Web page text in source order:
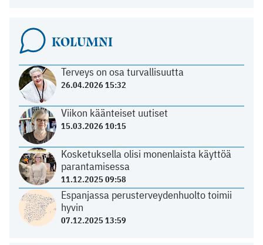
KOLUMNI
Terveys on osa turvallisuutta
26.04.2026 15:32
Viikon käänteiset uutiset
15.03.2026 10:15
Kosketuksella olisi monenlaista käyttöä
parantamisessa
11.12.2025 09:58
Espanjassa perusterveydenhuolto toimii
hyvin
07.12.2025 13:59